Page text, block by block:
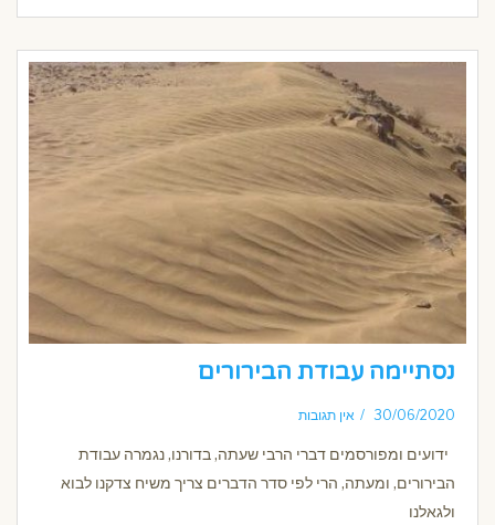
נסתיימה עבודת הבירורים
30/06/2020 אין תגובות
ידועים ומפורסמים דברי הרבי שעתה, בדורנו, נגמרה עבודת
הבירורים, ומעתה, הרי לפי סדר הדברים צריך משיח צדקנו לבוא
ולגאלנו